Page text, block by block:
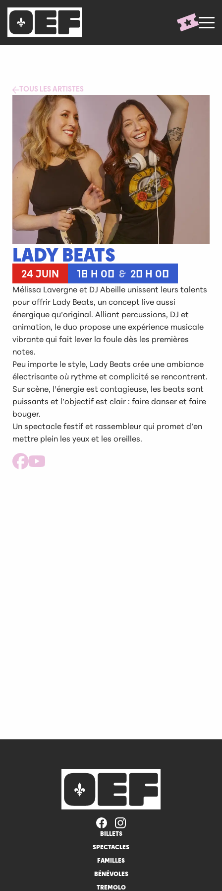
TOUS LES ARTISTES
LADY BEATS
24 JUIN 18 H 00 & 20 H 00
Mélissa Lavergne et DJ Abeille unissent leurs talents
pour offrir Lady Beats, un concept live aussi
énergique qu’original. Alliant percussions, DJ et
animation, le duo propose une expérience musicale
vibrante qui fait lever la foule dès les premières
notes.
Peu importe le style, Lady Beats crée une ambiance
électrisante où rythme et complicité se rencontrent.
Sur scène, l’énergie est contagieuse, les beats sont
puissants et l’objectif est clair : faire danser et faire
bouger.
Un spectacle festif et rassembleur qui promet d’en
mettre plein les yeux et les oreilles.
BILLETS
SPECTACLES
FAMILLES
BÉNÉVOLES
TREMOLO